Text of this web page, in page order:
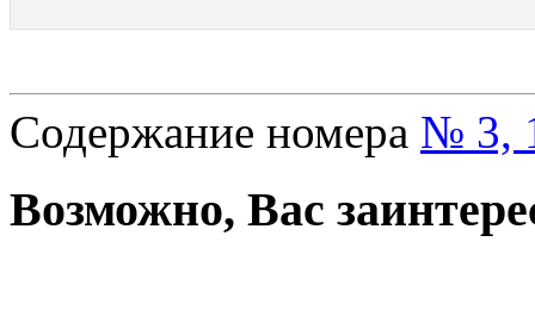
Содержание номера № 3,
Возможно, Вас